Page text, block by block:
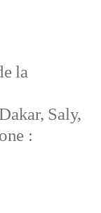
la
Saly,
: